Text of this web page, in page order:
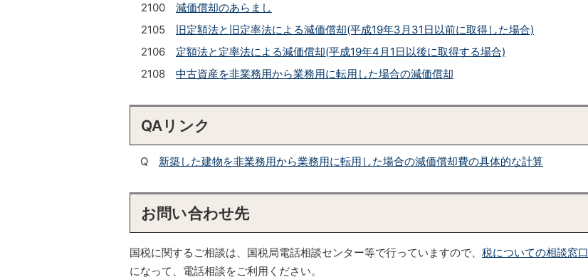
2100 減価償却のあらまし
2105 旧定額法と旧定率法による減価償却(平成19年3月31日以前に取得した場合)
2106 定額法と定率法による減価償却(平成19年4月1日以後に取得する場合)
2108 中古資産を非業務用から業務用に転用した場合の減価償却
QAリンク
Q 新築した建物を非業務用から業務用に転用した場合の減価償却費の具体的な計算
お問い合わせ先
国税に関するご相談は、国税局電話相談センター等で行っていますので、 税についての相談窓口
になって、電話相談をご利用ください。